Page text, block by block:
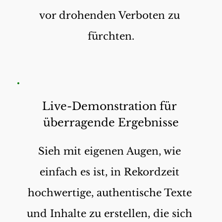
vor drohenden Verboten zu
fürchten.
Live-Demonstration für
überragende Ergebnisse
Sieh mit eigenen Augen, wie
einfach es ist, in Rekordzeit
hochwertige, authentische Texte
und Inhalte zu erstellen, die sich